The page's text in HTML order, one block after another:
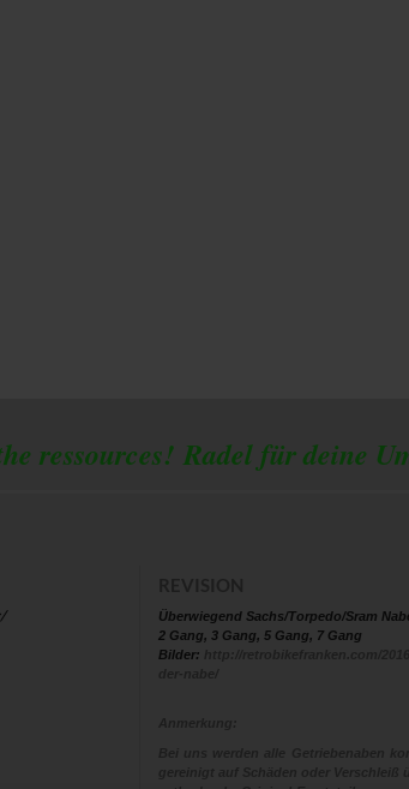
Radel für deine
Überwiegend Sachs/Torpedo/Sram
2 Gang, 3 Gang, 5 Gang, 7 Gang
Bilder: